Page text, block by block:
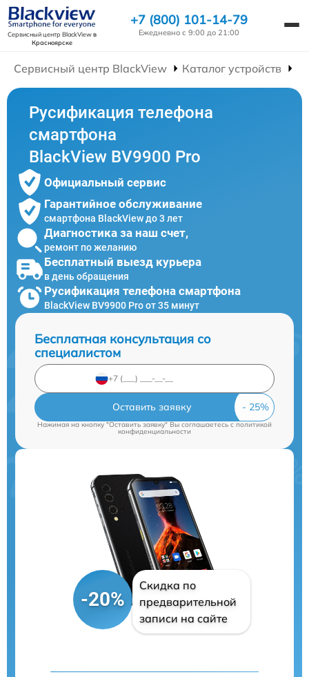
Сервисный центр BlackViewв
Красноярске
+7 (800) 101-14-79
Ежедневно с 9:00 до 21:00
Сервисный центр BlackView Каталог устройств
Русификация телефона
смартфона
BlackView BV9900 Pro
Официальный сервис
Гарантийное обслуживание
смартфона BlackView до 3 лет
Диагностика за наш счет,
ремонт по желанию
Бесплатный выезд курьера
в день обращения
Русификация телефона смартфона
BlackView BV9900 Pro от 35 минут
Бесплатная консультация со
специалистом
Оставить заявку
Нажимая на кнопку "Оставить заявку" Вы соглашаетесь cполитикой
конфиденциальности
-20%
Скидка по
предварительной
записи на сайте